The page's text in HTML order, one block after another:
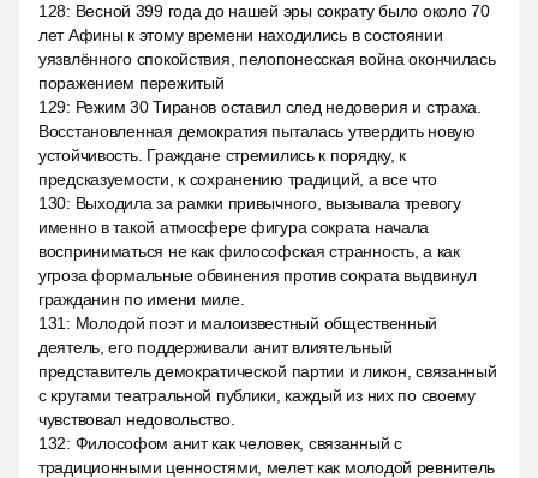
128: Весной 399 года до нашей эры сократу было около 70
лет Афины к этому времени находились в состоянии
уязвлённого спокойствия, пелопонесская война окончилась
поражением пережитый
129: Режим 30 Тиранов оставил след недоверия и страха.
Восстановленная демократия пыталась утвердить новую
устойчивость. Граждане стремились к порядку, к
предсказуемости, к сохранению традиций, а все что
130: Выходила за рамки привычного, вызывала тревогу
именно в такой атмосфере фигура сократа начала
восприниматься не как философская странность, а как
угроза формальные обвинения против сократа выдвинул
гражданин по имени миле.
131 : Молодой поэт и малоизвестный общественный
деятель, его поддерживали анит влиятельный
представитель демократической партии и ликон, связанный
с кругами театральной публики, каждый из них по своему
чувствовал недовольство.
132: Философом анит как человек, связанный с
традиционными ценностями, мелет как молодой ревнитель